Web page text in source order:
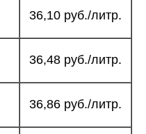
36,10 руб./литр.
36,48 руб./литр.
36,86 руб./литр.